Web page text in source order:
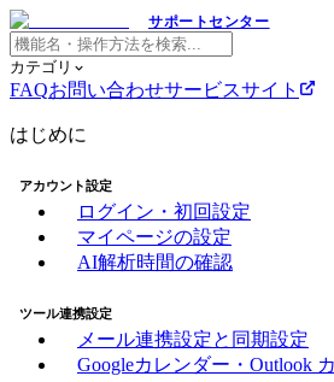
サポートセンター
カテゴリ
FAQお問い合わせサービスサイト
はじめに
アカウント設定
ログイン・初回設定
マイページの設定
AI解析時間の確認
ツール連携設定
メール連携設定と同期設定
Googleカレンダー・Outlook